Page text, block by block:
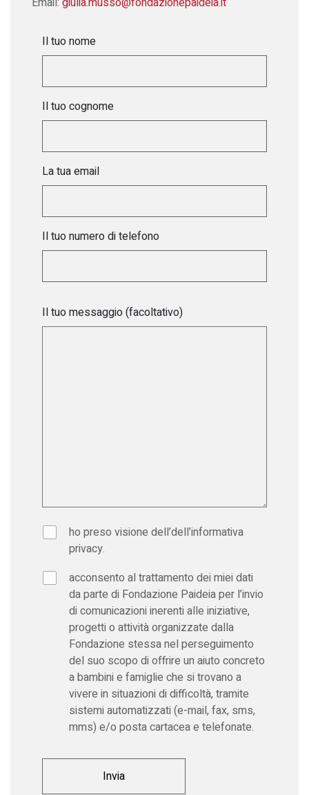
Il tuo nome
Il tuo cognome
La tua email
Il tuo numero di telefono
Il tuo messaggio (facoltativo)
ho preso visione dell’dell’informativa
privacy.
acconsento al trattamento dei miei dati
da parte di Fondazione Paideia per l’invio
di comunicazioni inerenti alle iniziative,
progetti o attività organizzate dalla
Fondazione stessa nel perseguimento
del suo scopo di offrire un aiuto concreto
a bambini e famiglie che si trovano a
vivere in situazioni di difficoltà, tramite
sistemi automatizzati (e-mail, fax, sms,
mms) e/o posta cartacea e telefonate.